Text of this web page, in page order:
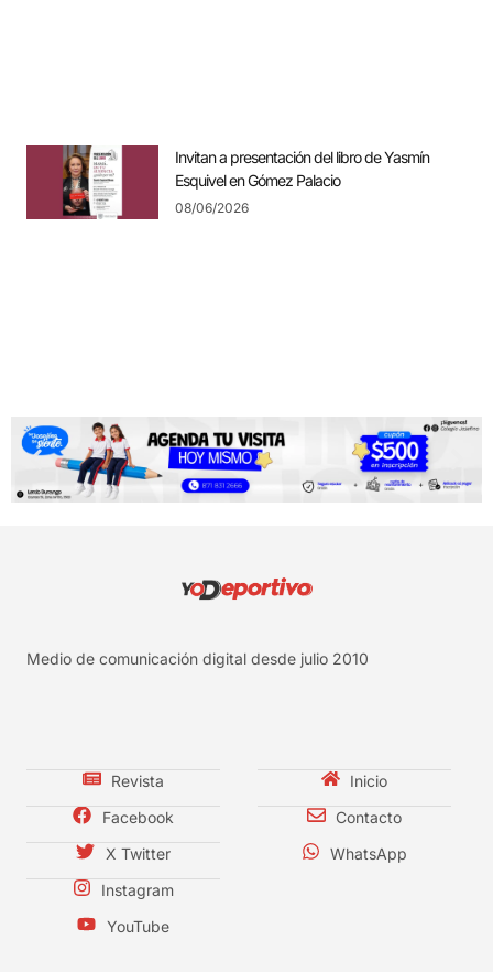
Invitan a presentación del libro de Yasmín
Esquivel en Gómez Palacio
08/06/2026
Medio de comunicación digital desde julio 2010
Revista
Facebook
X Twitter
Instagram
YouTube
Inicio
Contacto
WhatsApp